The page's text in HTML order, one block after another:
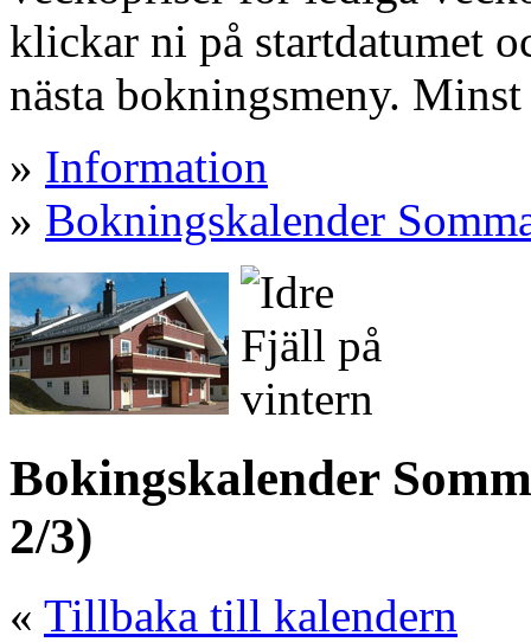
klickar ni på startdatumet
nästa bokningsmeny.
» Information
» Bokningskalender
Bokingskalender
2/3)
« Tillbaka till kalendern